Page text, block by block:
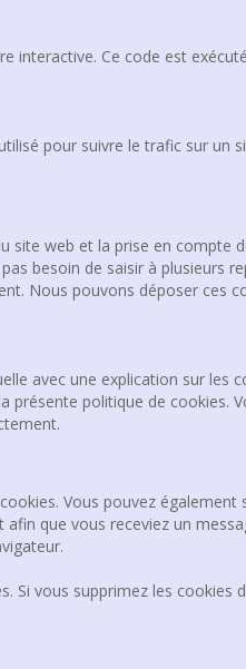
Ce code est
pour suivre le trafic sur un
web et la prise en compte
besoin de saisir à plusieurs
Nous pouvons déposer ces
avec une explication sur les
politique de cookies.
Vous pouvez également
que vous receviez un
vous supprimez les cookies